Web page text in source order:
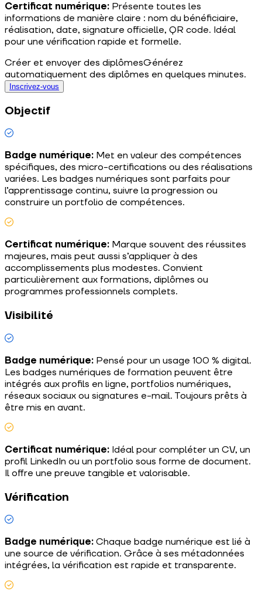
Certificat numérique: Présente toutes les
informations de manière claire : nom du bénéficiaire,
réalisation, date, signature officielle, QR code. Idéal
pour une vérification rapide et formelle.
Créer et envoyer des diplômesGénérez
automatiquement des diplômes en quelques minutes.
Inscrivez-vous
Objectif
Badge numérique: Met en valeur des compétences
spécifiques, des micro-certifications ou des réalisations
variées. Les badges numériques sont parfaits pour
l’apprentissage continu, suivre la progression ou
construire un portfolio de compétences.
Certificat numérique: Marque souvent des réussites
majeures, mais peut aussi s’appliquer à des
accomplissements plus modestes. Convient
particulièrement aux formations, diplômes ou
programmes professionnels complets.
Visibilité
Badge numérique: Pensé pour un usage 100 % digital.
Les badges numériques de formation peuvent être
intégrés aux profils en ligne, portfolios numériques,
réseaux sociaux ou signatures e-mail. Toujours prêts à
être mis en avant.
Certificat numérique: Idéal pour compléter un CV, un
profil LinkedIn ou un portfolio sous forme de document.
Il offre une preuve tangible et valorisable.
Vérification
Badge numérique: Chaque badge numérique est lié à
une source de vérification. Grâce à ses métadonnées
intégrées, la vérification est rapide et transparente.